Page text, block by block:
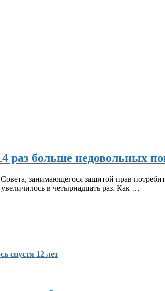
раз больше недовольных
занимающегося защитой прав
в четырнадцать раз. Как …
спустя 12 лет